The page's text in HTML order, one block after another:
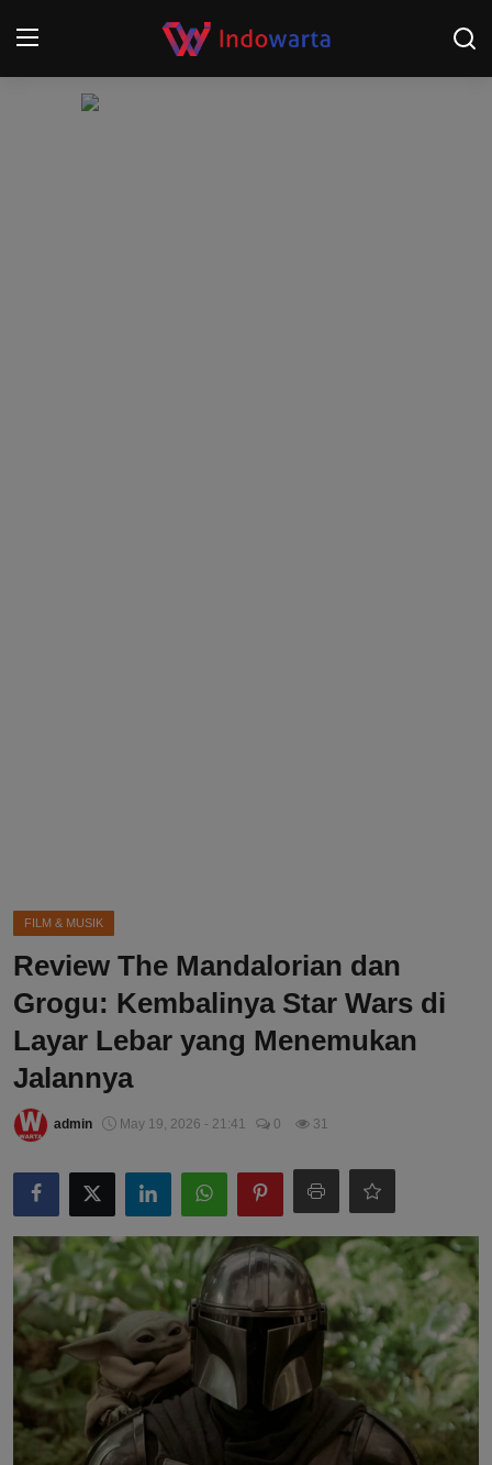
FILM & MUSIK
Review The Mandalorian dan
Grogu: Kembalinya Star Wars di
Layar Lebar yang Menemukan
Jalannya
admin May 19, 2026 - 21:41 0 31